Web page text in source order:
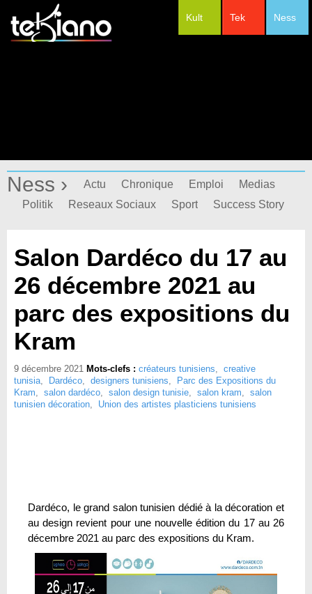
Ness
Tek
Kult
Ness › Actu Chronique Emploi
Medias
Politik
Reseaux Sociaux Sport Success Story
Salon Dardéco du 17 au
26 décembre 2021 au
parc des expositions du
Kram
9 décembre 2021 Mots-clefs : créateurs tunisiens, creative
tunisia, Dardéco, designers tunisiens,
Parc des Expositions du
Kram, salon dardéco, salon design tunisie, salon kram, salon
tunisien décoration, Union des artistes plasticiens tunisiens
Dardéco, le grand salon tunisien dédié à la décoration et
au design revient pour une nouvelle édition du 17 au 26
décembre 2021 au parc des expositions du Kram.